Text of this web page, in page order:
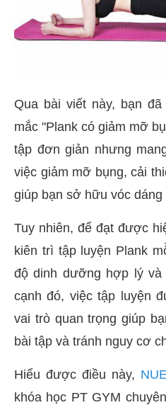
Qua bài viết này, bạn
mắc "Plank có giảm mỡ
tập đơn giản nhưng
việc giảm mỡ bụng, cải
giúp bạn sở hữu vóc dáng
Tuy nhiên, để đạt được
kiên trì tập luyện Plank
độ dinh dưỡng hợp lý và
cạnh đó, việc tập luyện
vai trò quan trọng giúp
bài tập và tránh nguy cơ
Hiểu được điều này,
khóa học PT GYM